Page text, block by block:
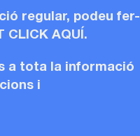
regular, podeu fer-
AQUÍ.
a tota la informació
i